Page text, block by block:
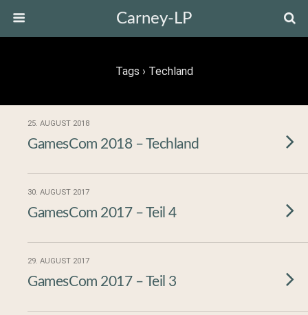
Carney-LP
Tags › Techland
25. AUGUST 2018
GamesCom 2018 – Techland
30. AUGUST 2017
GamesCom 2017 – Teil 4
29. AUGUST 2017
GamesCom 2017 – Teil 3